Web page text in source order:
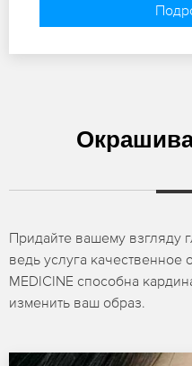
Придайте вашему взгляду
ведь услуга качественное
MEDICINE способна
изменить ваш образ.